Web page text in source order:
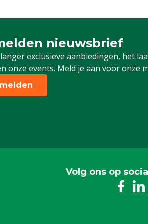
nieuwsbrief
exclusieve aanbiedingen, het
onze events. Meld je aan voor onze
in voor onze nieuwsbrief
Volg ons op